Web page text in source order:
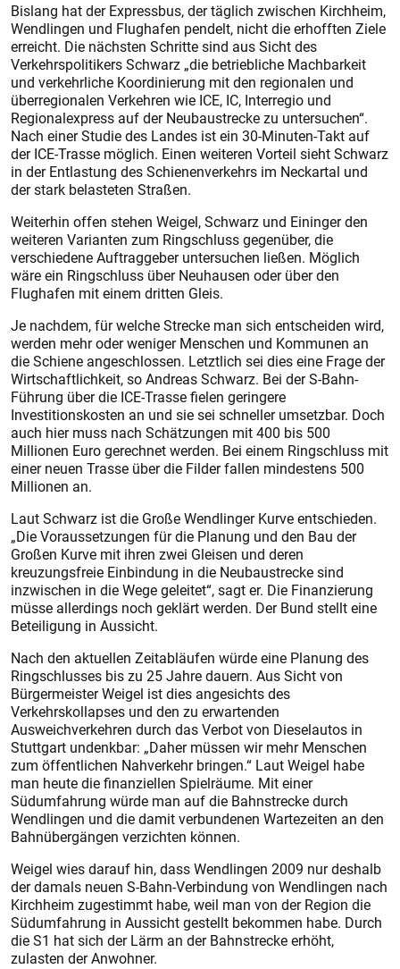
Bislang hat der Expressbus, der täglich zwischen Kirchheim,
Wendlingen und Flughafen pendelt, nicht die erhofften Ziele
erreicht. Die nächsten Schritte sind aus Sicht des
Verkehrspolitikers Schwarz „die betriebliche Machbarkeit
und verkehrliche Koordinierung mit den regionalen und
überregionalen Verkehren wie ICE, IC, Interregio und
Regionalexpress auf der Neubaustrecke zu untersuchen“.
Nach einer Studie des Landes ist ein 30-Minuten-Takt auf
der ICE-Trasse möglich. Einen weiteren Vorteil sieht Schwarz
in der Entlastung des Schienenverkehrs im Neckartal und
der stark belasteten Straßen.
Weiterhin offen stehen Weigel, Schwarz und Eininger den
weiteren Varianten zum Ringschluss gegenüber, die
verschiedene Auftraggeber untersuchen ließen. Möglich
wäre ein Ringschluss über Neuhausen oder über den
Flughafen mit einem dritten Gleis.
Je nachdem, für welche Strecke man sich entscheiden wird,
werden mehr oder weniger Menschen und Kommunen an
die Schiene angeschlossen. Letztlich sei dies eine Frage der
Wirtschaftlichkeit, so Andreas Schwarz. Bei der S-Bahn-
Führung über die ICE-Trasse fielen geringere
Investitionskosten an und sie sei schneller umsetzbar. Doch
auch hier muss nach Schätzungen mit 400 bis 500
Millionen Euro gerechnet werden. Bei einem Ringschluss mit
einer neuen Trasse über die Filder fallen mindestens 500
Millionen an.
Laut Schwarz ist die Große Wendlinger Kurve entschieden.
„Die Voraussetzungen für die Planung und den Bau der
Großen Kurve mit ihren zwei Gleisen und deren
kreuzungsfreie Einbindung in die Neubaustrecke sind
inzwischen in die Wege geleitet“, sagt er. Die Finanzierung
müsse allerdings noch geklärt werden. Der Bund stellt eine
Beteiligung in Aussicht.
Nach den aktuellen Zeitabläufen würde eine Planung des
Ringschlusses bis zu 25 Jahre dauern. Aus Sicht von
Bürgermeister Weigel ist dies angesichts des
Verkehrskollapses und den zu erwartenden
Ausweichverkehren durch das Verbot von Dieselautos in
Stuttgart undenkbar: „Daher müssen wir mehr Menschen
zum öffentlichen Nahverkehr bringen.“ Laut Weigel habe
man heute die finanziellen Spielräume. Mit einer
Südumfahrung würde man auf die Bahnstrecke durch
Wendlingen und die damit verbundenen Wartezeiten an den
Bahnübergängen verzichten können.
Weigel wies darauf hin, dass Wendlingen 2009 nur deshalb
der damals neuen S-Bahn-Verbindung von Wendlingen nach
Kirchheim zugestimmt habe, weil man von der Region die
Südumfahrung in Aussicht gestellt bekommen habe. Durch
die S1 hat sich der Lärm an der Bahnstrecke erhöht,
zulasten der Anwohner.